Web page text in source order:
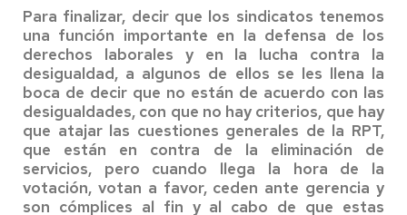
Para finalizar, decir que los sindicatos tenemos
una función importante en la defensa de los
derechos laborales y en la lucha contra la
desigualdad, a algunos de ellos se les llena la
boca de decir que no están de acuerdo con las
desigualdades, con que no hay criterios, que hay
que atajar las cuestiones generales de la RPT,
que están en contra de la eliminación de
servicios, pero cuando llega la hora de la
votación, votan a favor, ceden ante gerencia y
son cómplices al fin y al cabo de que estas